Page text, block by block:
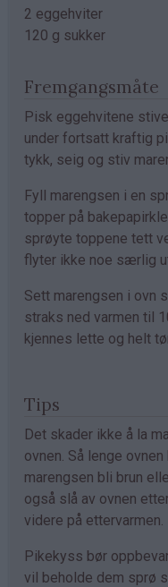
2 eggehviter
120 g sukker
Fremgangsmåte
Pisk eggehvitene
under fortsatt kraftig
tykk, seig og stiv
Fyll marengsen i en
topper på
sprøyte toppene tett
flyter ikke noe særlig
Sett marengsen i ovn
straks ned varmen til
kjennes lette og helt
Tips
Det skader ikke å la
ovnen. Så lenge
marengsen bli brun
også slå av ovnen
videre på ettervarmen.
Pikekyss bør
vil beholde dem sprø